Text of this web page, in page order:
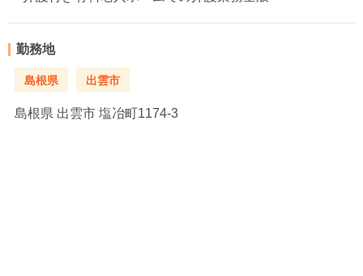
勤務地
島根県 出雲市
島根県 出雲市 塩冶町1174-3